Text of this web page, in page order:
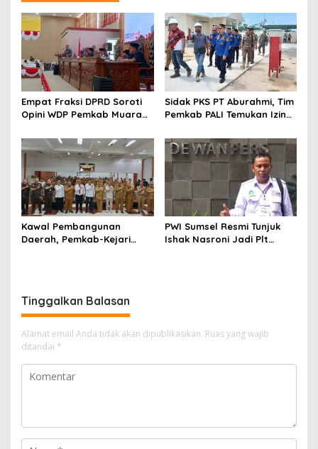
Empat Fraksi DPRD Soroti
Opini WDP Pemkab Muara
Kelola Keuangan
Sidak PKS PT Aburahmi, Tim
Pemkab PALI Temukan Izin
Kawal Pembangunan
Daerah, Pemkab-Kejari
PWI Sumsel Resmi Tunjuk
Ishak Nasroni Jadi Plt
Tinggalkan Balasan
Alamat email Anda tidak akan dipublikasikan. Ruas yang wajib
ditandai *